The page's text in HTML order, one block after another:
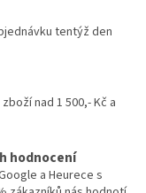
tentýž den
nad 1 500,- Kč a
hodnocení
a Heurece s